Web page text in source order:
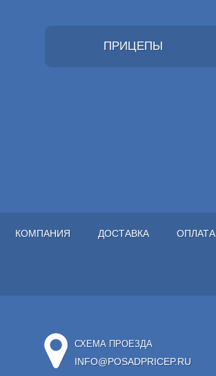
ПРИЦЕПЫ
КОМПАНИЯ ДОСТАВКА ОПЛАТА
СХЕМА ПРОЕЗДА
INFO@POSADPRICEP.RU